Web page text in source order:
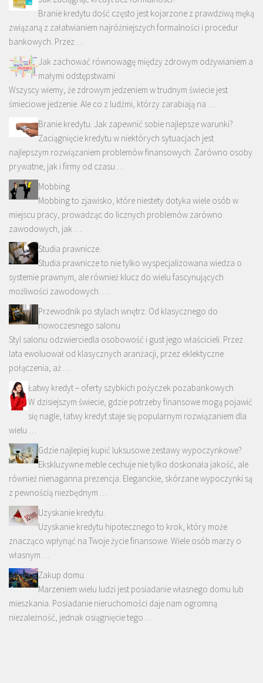
Branie kredytu dość często jest kojarzone z prawdziwą męką
związaną z załatwianiem najróżniejszych formalności i procedur
bankowych. Przez …
Jak zachować równowagę między zdrowym odżywianiem a
małymi odstępstwami
Wszyscy wiemy, że zdrowym jedzeniem w trudnym świecie jest
śmieciowe jedzenie. Ale co z ludźmi, którzy zarabiają na …
Branie kredytu. Jak zapewnić sobie najlepsze warunki?
Zaciągnięcie kredytu w niektórych sytuacjach jest
najlepszym rozwiązaniem problemów finansowych. Zarówno osoby
prywatne, jak i firmy od czasu …
Mobbing
Mobbing to zjawisko, które niestety dotyka wiele osób w
miejscu pracy, prowadząc do licznych problemów zarówno
zawodowych, jak …
Studia prawnicze.
Studia prawnicze to nie tylko wyspecjalizowana wiedza o
systemie prawnym, ale również klucz do wielu fascynujących
możliwości zawodowych. …
Przewodnik po stylach wnętrz: Od klasycznego do
nowoczesnego salonu
Styl salonu odzwierciedla osobowość i gust jego właścicieli. Przez
lata ewoluował od klasycznych aranżacji, przez eklektyczne
połączenia, aż …
Łatwy kredyt – oferty szybkich pożyczek pozabankowych
W dzisiejszym świecie, gdzie potrzeby finansowe mogą pojawić
się nagle, łatwy kredyt staje się popularnym rozwiązaniem dla
wielu …
Gdzie najlepiej kupić luksusowe zestawy wypoczynkowe?
Ekskluzywne meble cechuje nie tylko doskonała jakość, ale
również nienaganna prezencja. Eleganckie, skórzane wypoczynki są
z pewnością niezbędnym …
Uzyskanie kredytu.
Uzyskanie kredytu hipotecznego to krok, który może
znacząco wpłynąć na Twoje życie finansowe. Wiele osób marzy o
własnym …
Zakup domu.
Marzeniem wielu ludzi jest posiadanie własnego domu lub
mieszkania. Posiadanie nieruchomości daje nam ogromną
niezależność, jednak osiągnięcie tego …